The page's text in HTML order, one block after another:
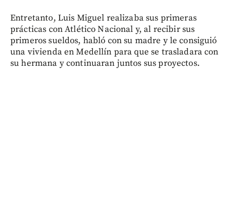
Entretanto, Luis Miguel realizaba sus primeras
prácticas con Atlético Nacional y, al recibir sus
primeros sueldos, habló con su madre y le consiguió
una vivienda en Medellín para que se trasladara con
su hermana y continuaran juntos sus proyectos.